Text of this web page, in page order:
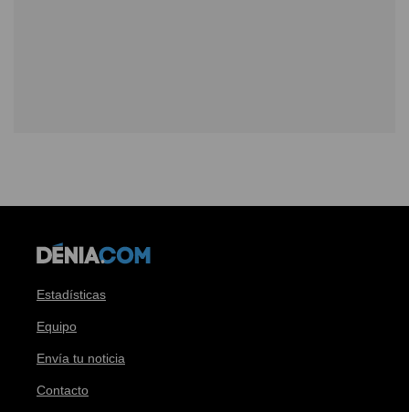
Estadísticas
Equipo
Envía tu noticia
Contacto